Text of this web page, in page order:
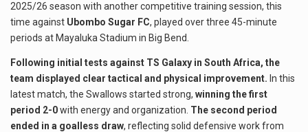
2025/26 season with another competitive training session, this
time against Ubombo Sugar FC, played over three 45-minute
periods at Mayaluka Stadium in Big Bend.
Following initial tests against TS Galaxy in South Africa, the
team displayed clear tactical and physical improvement. In this
latest match, the Swallows started strong, winning the first
period 2-0with energy and organization. The second period
ended in a goalless draw, reflecting solid defensive work from